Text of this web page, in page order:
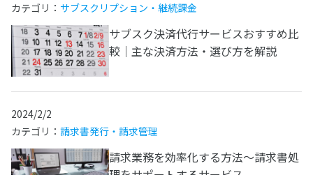
カテゴリ： サブスクリプション・継続課金
サブスク決済代行サービスおすすめ比
較｜主な決済方法・選び方を解説
2024/2/2
カテゴリ： 請求書発行・請求管理
請求業務を効率化する方法～請求書処